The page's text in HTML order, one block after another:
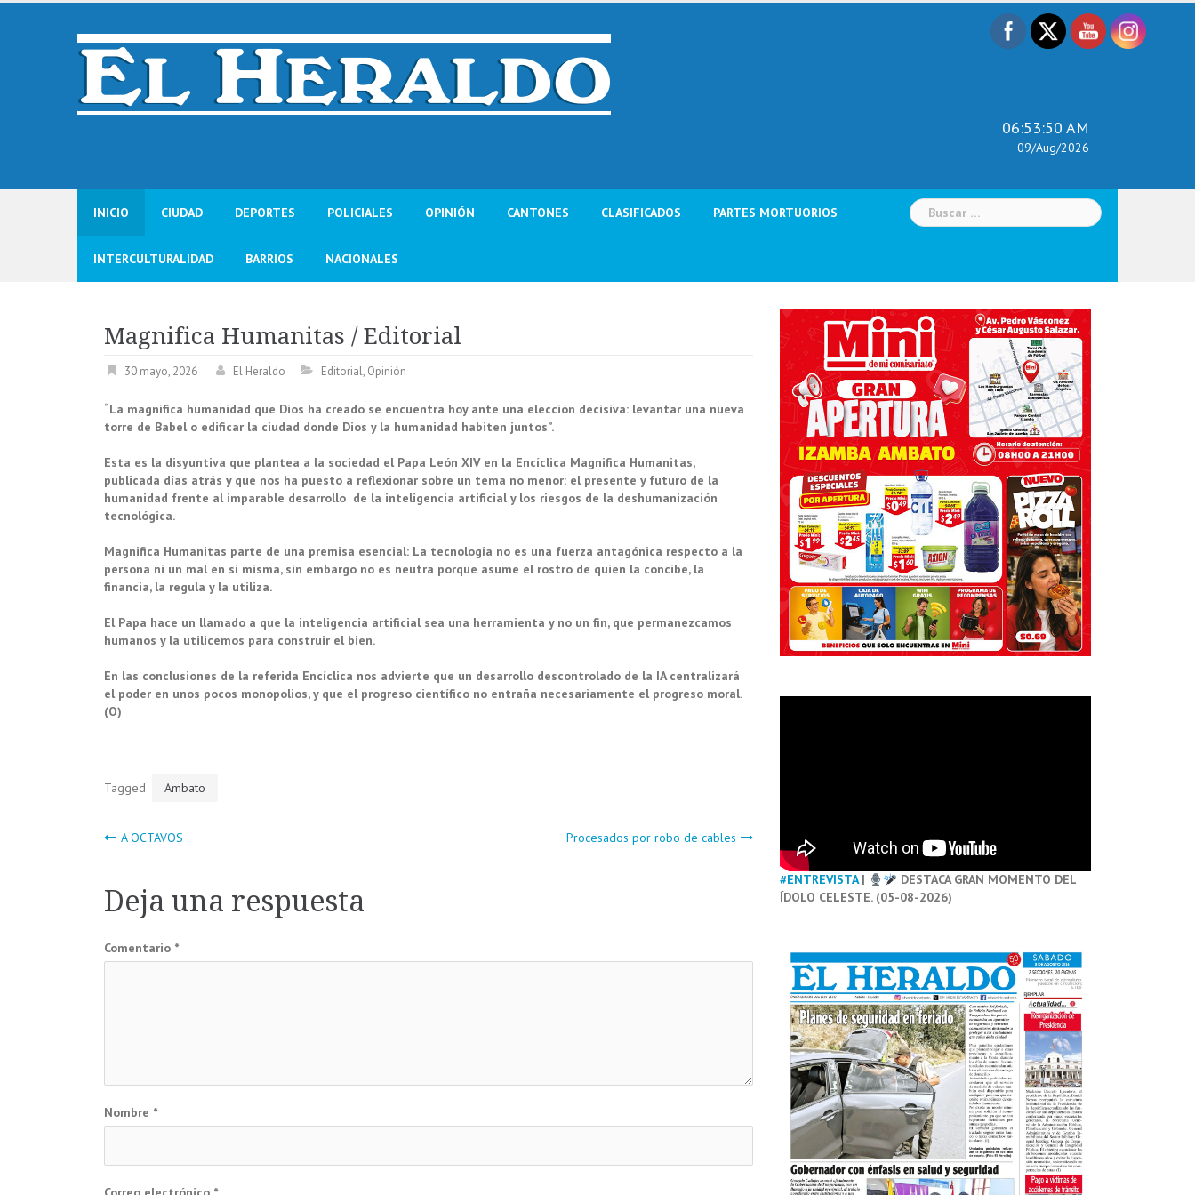
Skip
06:53:51 AM
09/Aug/2026
INICIO CIUDAD DEPORTES POLICIALES OPINIÓN CANTONES CLASIFICADOS PARTES MORTUORIOS
INTERCULTURALIDAD BARRIOS NACIONALES
Buscar:
Magnifica Humanitas / Editorial
30 mayo, 2026 El Heraldo Editorial, Opinión
“La magnífica humanidad que Dios ha creado se encuentra hoy ante una elección decisiva: levantar una nueva
torre de Babel o edificar la ciudad donde Dios y la humanidad habiten juntos”.
Esta es la disyuntiva que plantea a la sociedad el Papa León XIV en la Encíclica Magnifica Humanitas,
publicada días atrás y que nos ha puesto a reflexionar sobre un tema no menor: el presente y futuro de la
humanidad frente al imparable desarrollo de la inteligencia artificial y los riesgos de la deshumanización
tecnológica.
Magnifica Humanitas parte de una premisa esencial: La tecnología no es una fuerza antagónica respecto a la
persona ni un mal en sí misma, sin embargo no es neutra porque asume el rostro de quien la concibe, la
financia, la regula y la utiliza.
El Papa hace un llamado a que la inteligencia artificial sea una herramienta y no un fin, que permanezcamos
humanos y la utilicemos para construir el bien.
En las conclusiones de la referida Encíclica nos advierte que un desarrollo descontrolado de la IA centralizará
el poder en unos pocos monopolios, y que el progreso científico no entraña necesariamente el progreso moral.
(O)
Tagged Ambato
Navegación
de
entradas
A OCTAVOS Procesados por robo de cables
Deja una respuesta
Comentario *
Nombre *
#ENTREVISTA|
DESTACA GRAN MOMENTO DEL
ÍDOLO CELESTE. (05-08-2026)